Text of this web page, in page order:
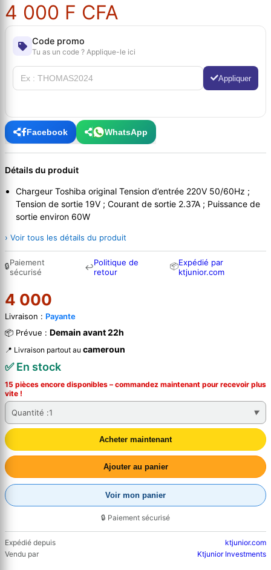
4 000 F CFA
Code promo
Tu as un code ? Applique-le ici
Appliquer
Facebook WhatsApp
Détails du produit
Chargeur Toshiba original Tension d’entrée 220V 50/60Hz ;
Tension de sortie 19V ; Courant de sortie 2.37A ; Puissance de
sortie environ 60W
› Voir tous les détails du produit
🔒Paiement
sécurisé
↩Politique de
retour
📦Expédié par
ktjunior.com
4 000
Livraison : Payante
📦 Prévue : Demain avant 22h
📍 Livraison partout au cameroun
✅ En stock
15 pièces encore disponibles – commandez maintenant pour recevoir plus
vite !
Quantité :1
Acheter maintenant
Ajouter au panier
Voir mon panier
🔒 Paiement sécurisé
Expédié depuis
ktjunior.com
Vendu par
Ktjunior Investments